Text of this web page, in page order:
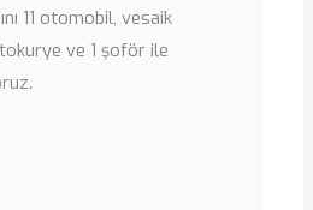
11 otomobil, vesaik
ve 1 şoför ile